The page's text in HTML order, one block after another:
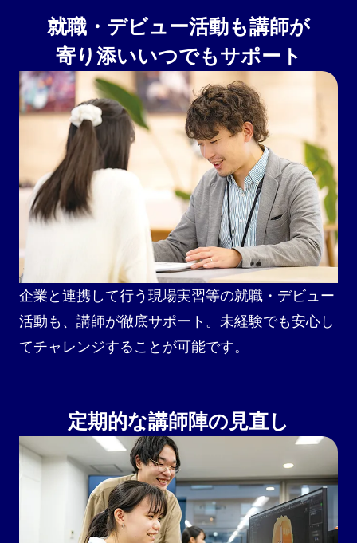
就職・デビュー活動も講師が
寄り添いいつでもサポート
企業と連携して行う現場実習等の就職・デビュー
活動も、講師が徹底サポート。未経験でも安心し
てチャレンジすることが可能です。
定期的な講師陣の見直し